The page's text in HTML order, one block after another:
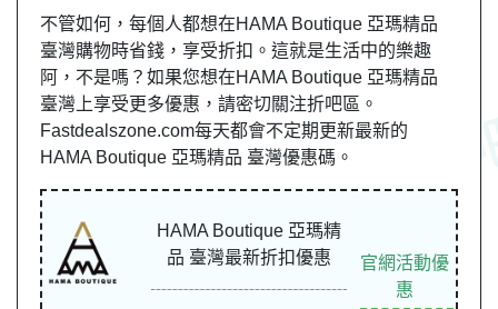
不管如何，每個人都想在HAMA Boutique 亞瑪精品
臺灣購物時省錢，享受折扣。這就是生活中的樂趣
阿，不是嗎？如果您想在HAMA Boutique 亞瑪精品
臺灣上享受更多優惠，請密切關注折吧區。
Fastdealszone.com每天都會不定期更新最新的
HAMA Boutique 亞瑪精品 臺灣優惠碼。
HAMA Boutique 亞瑪精
品 臺灣最新折扣優惠
官網活動優
惠